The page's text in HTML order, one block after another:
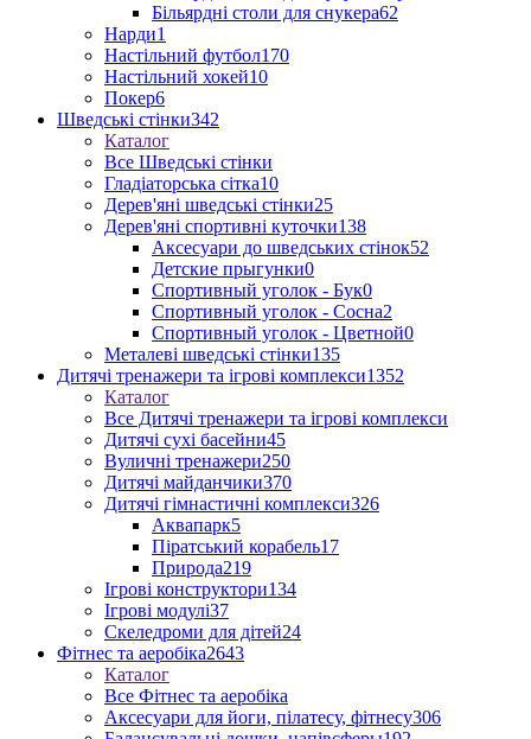
Більярдні столи для снукера62
Нарди1
Настільний футбол170
Настільний хокей10
Покер6
Шведські стінки342
Каталог
Все Шведські стінки
Гладіаторська сітка10
Дерев'яні шведські стінки25
Дерев'яні спортивні куточки138
Аксесуари до шведських стінок52
Детские прыгунки0
Спортивный уголок - Бук0
Спортивный уголок - Сосна2
Спортивный уголок - Цветной0
Металеві шведські стінки135
Дитячі тренажери та ігрові комплекси1352
Каталог
Все Дитячі тренажери та ігрові комплекси
Дитячі сухі басейни45
Вуличні тренажери250
Дитячі майданчики370
Дитячі гімнастичні комплекси326
Аквапарк5
Піратський корабель17
Природа219
Ігрові конструктори134
Ігрові модулі37
Скеледроми для дітей24
Фітнес та аеробіка2643
Каталог
Все Фітнес та аеробіка
Аксесуари для йоги, пілатесу, фітнесу306